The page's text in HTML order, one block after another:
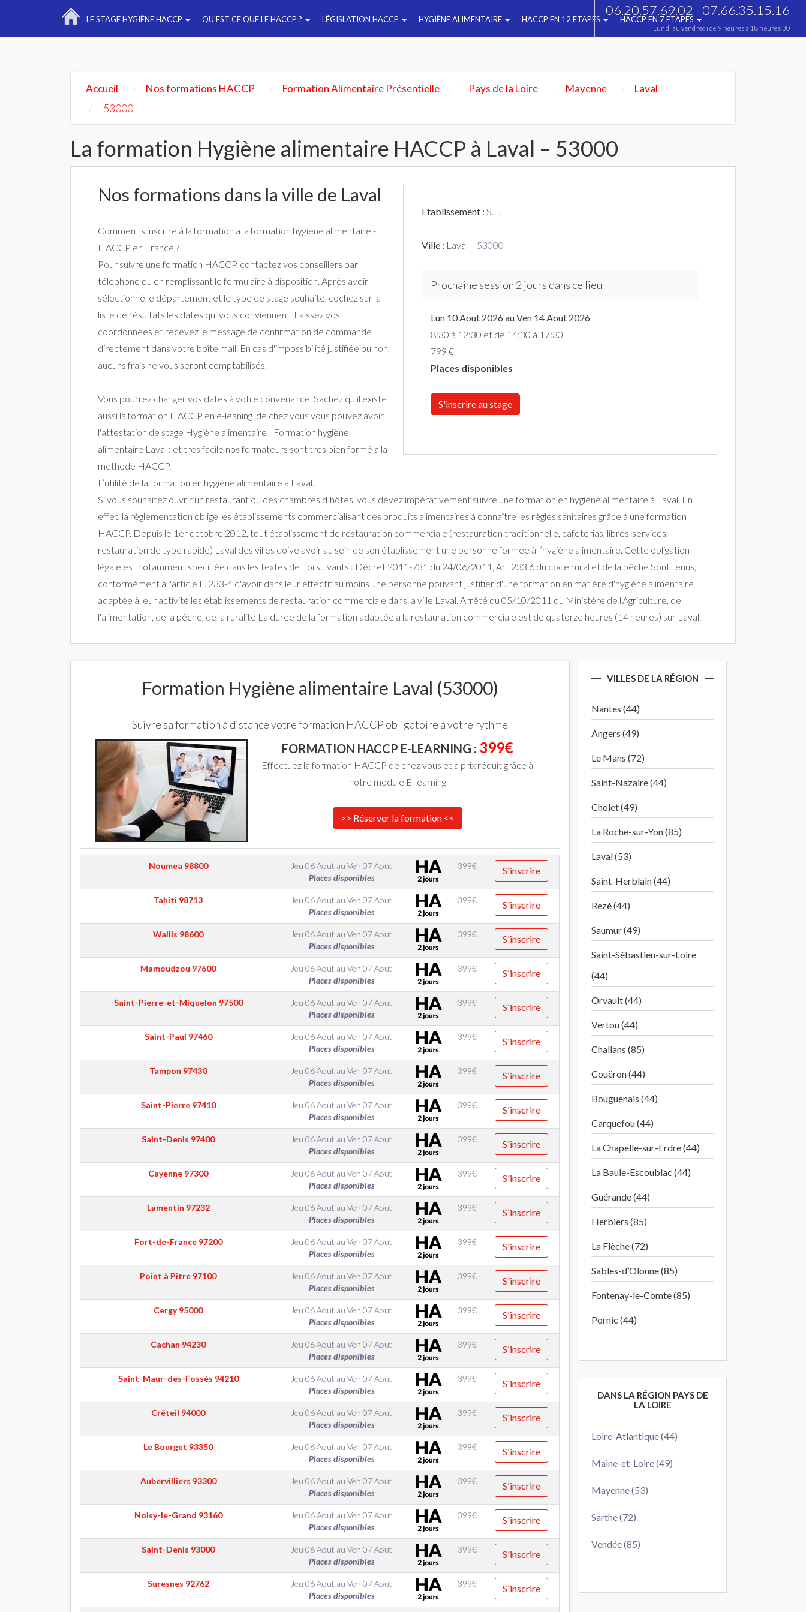
LE STAGE HYGIÈNE HACCP QU'EST CE QUE LE HACCP ? LÉGISLATION HACCP HYGIÈNE ALIMENTAIRE HACCP EN 12 ETAPES HACCP EN 7 ETAPES
06.20.57.69.02 - 07.66.35.15.16
Lundi au vendredi de 9 heures à 18 heures 30
Accueil Nos formations HACCP Formation Alimentaire Présentielle Pays de la Loire Mayenne
Laval
53000
La formation Hygiène alimentaire HACCP à Laval – 53000
Nos formations dans la ville de Laval
Comment s'inscrire à la formation a la formation hygiène alimentaire -
HACCP en France ?
Pour suivre une formation HACCP, contactez vos conseillers par
téléphone ou en remplissant le formulaire à disposition. Après avoir
sélectionné le département et le type de stage souhaité, cochez sur la
liste de résultats les dates qui vous conviennent. Laissez vos
coordonnées et recevez le message de confirmation de commande
directement dans votre boîte mail. En cas d'impossibilité justifiée ou non,
aucuns frais ne vous seront comptabilisés.
Vous pourrez changer vos dates à votre convenance. Sachez qu'il existe
aussi la formation HACCP en e-leaning ,de chez vous vous pouvez avoir
l'attestation de stage Hygiène alimentaire ! Formation hygiène
alimentaire Laval : et tres facile nos formateurs sont trés bien formé a la
méthode HACCP.
Etablissement : S.E.F
Ville : Laval – 53000
Prochaine session 2 jours dans ce lieu
Lun 10 Aout 2026 au Ven 14 Aout 2026
8:30 à 12:30 et de 14:30 à 17:30
799 €
Places disponibles
S'inscrire au stage
L’utilité de la formation en hygiène alimentaire à Laval.
Si vous souhaitez ouvrir un restaurant ou des chambres d’hôtes, vous devez impérativement suivre une formation en hygiène alimentaire à Laval. En
effet, la règlementation oblige les établissements commercialisant des produits alimentaires à connaître les règles sanitaires grâce à une formation
HACCP. Depuis le 1er octobre 2012, tout établissement de restauration commerciale (restauration traditionnelle, cafétérias, libres-services,
restauration de type rapide) Laval des villes doive avoir au sein de son établissement une personne formée à l’hygiène alimentaire. Cette obligation
légale est notamment spécifiée dans les textes de Loi suivants : Décret 2011-731 du 24/06/2011, Art.233.6 du code rural et de la pêche Sont tenus,
conformément à l'article L. 233-4 d'avoir dans leur effectif au moins une personne pouvant justifier d'une formation en matière d'hygiène alimentaire
adaptée à leur activité les établissements de restauration commerciale dans la ville Laval. Arrêté du 05/10/2011 du Ministère de l'Agriculture, de
l'alimentation, de la pêche, de la ruralité La durée de la formation adaptée à la restauration commerciale est de quatorze heures (14 heures) sur Laval.
Formation Hygiène alimentaire Laval (53000)
Suivre sa formation à distance votre formation HACCP obligatoire à votre rythme
FORMATION HACCP E-LEARNING : 399€
Effectuez la formation HACCP de chez vous et à prix réduit grâce à
notre module E-learning
>> Réserver la formation <<
Noumea 98800 Jeu 06 Aout auVen 07 Aout
Places disponibles
399€ S'inscrire
Tahiti 98713 Jeu 06 Aout auVen 07 Aout
Places disponibles
399€ S'inscrire
Wallis 98600 Jeu 06 Aout auVen 07 Aout
Places disponibles
399€ S'inscrire
Mamoudzou 97600 Jeu 06 Aout auVen 07 Aout
Places disponibles
399€ S'inscrire
Saint-Pierre-et-Miquelon 97500 Jeu 06 Aout auVen 07 Aout
Places disponibles
399€ S'inscrire
Saint-Paul 97460 Jeu 06 Aout auVen 07 Aout
Places disponibles
399€ S'inscrire
Tampon 97430 Jeu 06 Aout auVen 07 Aout
Places disponibles
399€ S'inscrire
Saint-Pierre 97410 Jeu 06 Aout auVen 07 Aout
Places disponibles
399€ S'inscrire
Saint-Denis 97400 Jeu 06 Aout auVen 07 Aout
Places disponibles
399€ S'inscrire
Cayenne 97300 Jeu 06 Aout auVen 07 Aout
Places disponibles
399€ S'inscrire
Lamentin 97232 Jeu 06 Aout auVen 07 Aout
Places disponibles
399€ S'inscrire
Fort-de-France 97200 Jeu 06 Aout auVen 07 Aout
Places disponibles
399€ S'inscrire
Point à Pitre 97100 Jeu 06 Aout auVen 07 Aout
Places disponibles
399€ S'inscrire
Cergy95000 Jeu 06 Aout auVen 07 Aout
Places disponibles
399€ S'inscrire
Cachan 94230 Jeu 06 Aout auVen 07 Aout
Places disponibles
399€ S'inscrire
Saint-Maur-des-Fossés 94210 Jeu 06 Aout auVen 07 Aout
Places disponibles
399€ S'inscrire
Créteil 94000 Jeu 06 Aout auVen 07 Aout
Places disponibles
399€ S'inscrire
Le Bourget 93350 Jeu 06 Aout auVen 07 Aout
Places disponibles
399€ S'inscrire
Aubervilliers 93300 Jeu 06 Aout auVen 07 Aout
Places disponibles
399€ S'inscrire
Noisy-le-Grand 93160 Jeu 06 Aout auVen 07 Aout
Places disponibles
399€ S'inscrire
Saint-Denis 93000 Jeu 06 Aout auVen 07 Aout
Places disponibles
399€ S'inscrire
Suresnes 92762 Jeu 06 Aout auVen 07 Aout
Places disponibles
399€ S'inscrire
VILLES DE LA RÉGION
Nantes (44)
Angers (49)
Le Mans (72)
Saint-Nazaire (44)
Cholet (49)
La Roche-sur-Yon (85)
Laval (53)
Saint-Herblain (44)
Rezé (44)
Saumur (49)
Saint-Sébastien-sur-Loire
(44)
Orvault (44)
Vertou (44)
Challans (85)
Couëron (44)
Bouguenais (44)
Carquefou (44)
La Chapelle-sur-Erdre (44)
La Baule-Escoublac (44)
Guérande (44)
Herbiers (85)
La Flèche (72)
Sables-d’Olonne (85)
Fontenay-le-Comte (85)
Pornic (44)
DANS LA RÉGION PAYS DE
LA LOIRE
Loire-Atlantique (44)
Maine-et-Loire (49)
Mayenne (53)
Sarthe (72)
Vendée (85)